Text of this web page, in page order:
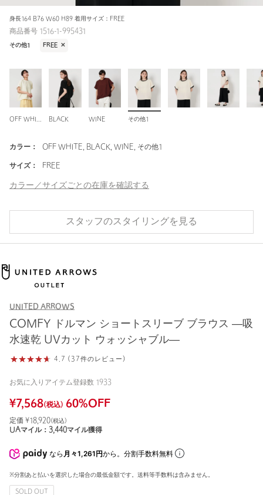
身長164 B76 W60 H89 着用サイズ：FREE
商品番号 1516-1-995431
その他1 FREE ✕
BLACK WINE その他1
カラー： OFF WHITE, BLACK, WINE, その他1
サイズ： FREE
カラー／サイズごとの在庫を確認する
スタッフのスタイリングを見る
UNITED ARROWS
COMFY ドルマン ショートスリーブ ブラウス ―吸
水速乾 UVカット ウォッシャブル―
4.7 (37件のレビュー)
お気に入りアイテム登録数 1933
¥7,568(税込) 60%OFF
定価 ¥18,920(税込)
UAマイル： 3,440マイル獲得
なら 月々1,261円から。分割手数料無料
※分割あと払いを選択した場合の最低金額です。送料等手数料は含みません。
SOLD OUT